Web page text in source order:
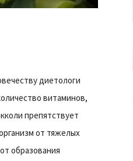
диетологи
витаминов,
препятствует
от тяжелых
образования